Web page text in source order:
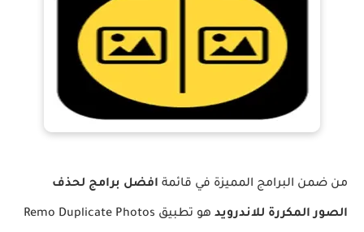
من ضمن البرامج المميزة في قائمة افضل برامج لحذف
الصور المكررة للاندرويد هو تطبيق Remo Duplicate Photos